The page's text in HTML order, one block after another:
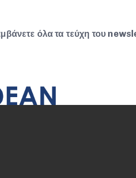
όλα τα τεύχη του